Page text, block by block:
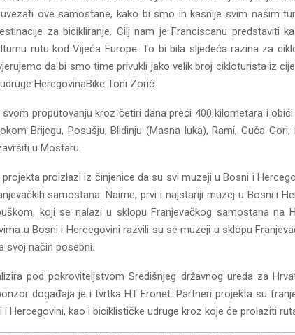
ove samostane, kako bi smo ih kasnije svim našim
za bicikliranje. Cilj nam je Franciscanu predstaviti
rutu kod Vijeća Europe. To bi bila sljedeća razina za
da bi smo time privukli jako velik broj cikloturista iz
HeregovinaBike Toni Zorić.
svom proputovanju kroz četiri dana preći 400 kilometara i
Brijegu, Posušju, Blidinju (Masna luka), Rami, Guča Gori,
u Mostaru.
proizlazi iz činjenice da su svi muzeji u Bosni i
samostana. Naime, prvi i najstariji muzej u Bosni i
koji se nalazi u sklopu Franjevačkog samostana na
u Bosni i Hercegovini razvili su se muzeji u sklopu
svoj način posebni.
pod pokroviteljstvom Središnjeg državnog ureda za
događaja je i tvrtka HT Eronet. Partneri projekta su
i Hercegovini, kao i biciklističke udruge kroz koje će prolaziti